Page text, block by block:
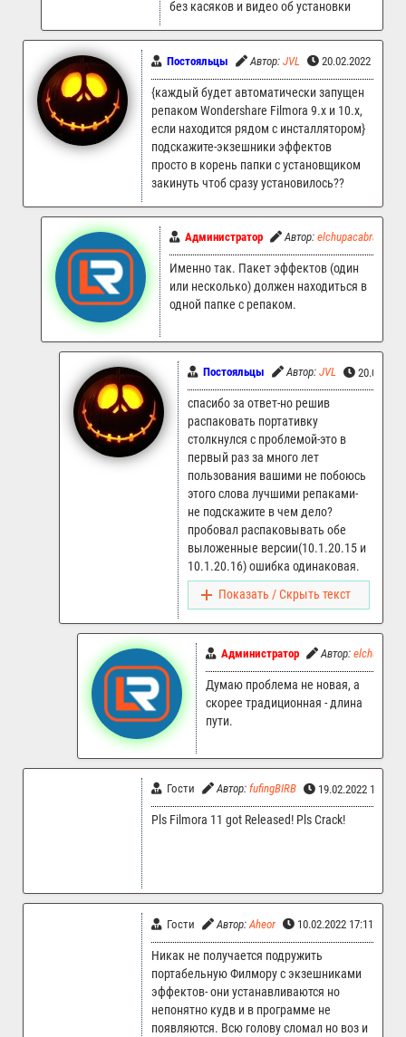
без касяков и видео об установки
Постояльцы Автор: JVL 20.02.2022 10:00
{каждый будет автоматически запущен
репаком Wondershare Filmora 9.x и 10.x,
если находится рядом с инсталлятором}
подскажите-экзешники эффектов
просто в корень папки с установщиком
закинуть чтоб сразу установилось??
Администратор Автор: elchupacabra
Именно так. Пакет эффектов (один
или несколько) должен находиться в
одной папке с репаком.
Постояльцы Автор: JVL
спасибо за ответ-но решив
распаковать портативку
столкнулся с проблемой-это в
первый раз за много лет
пользования вашими не побоюсь
этого слова лучшими репаками-
не подскажите в чем дело?
пробовал распаковывать обе
выложенные версии(10.1.20.15 и
10.1.20.16) ошибка одинаковая.
Показать / Скрыть текст
Администратор Автор:
Думаю проблема не новая, а
скорее традиционная - длина
пути.
Гости Автор: fufingBIRB 19.02.2022 12:40
Pls Filmora 11 got Released! Pls Crack!
Гости Автор: Aheor 10.02.2022 17:11
Никак не получается подружить
портабельную Филмору с экзешниками
эффектов- они устанавливаются но
непонятно кудв и в программе не
появляются. Всю голову сломал но воз и